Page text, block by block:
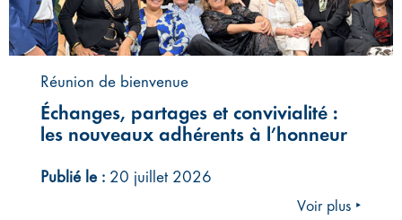
Réunion de bienvenue
Échanges, partages et convivialité :
les nouveaux adhérents à l’honneur
Publié le : 20 juillet 2026
Voir plus ‣